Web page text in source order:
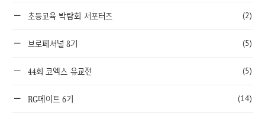
초등교육 박람회 서포터즈 (2)
브로페셔널 8기 (5)
44회 코엑스 유교전 (5)
RG메이트 6기 (14)